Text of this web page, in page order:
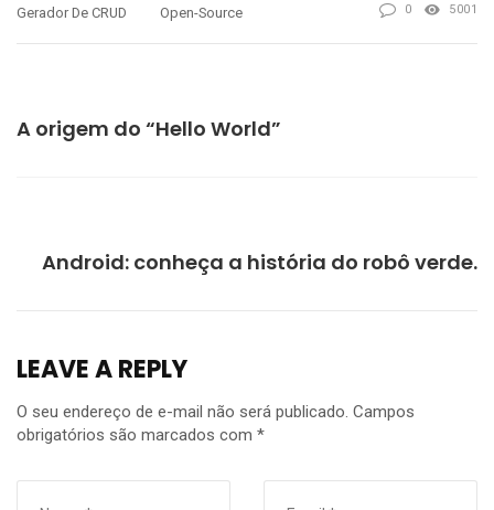
Gerador De CRUD Open-Source 0 5001
A origem do “Hello World”
Android: conheça a história do robô verde.
LEAVE A REPLY
O seu endereço de e-mail não será publicado. Campos
obrigatórios são marcados com *